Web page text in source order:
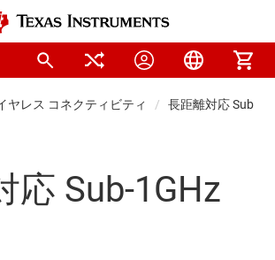
ヤレス コネクティビティ 長距離対応 Sub-
応 Sub-1GHz